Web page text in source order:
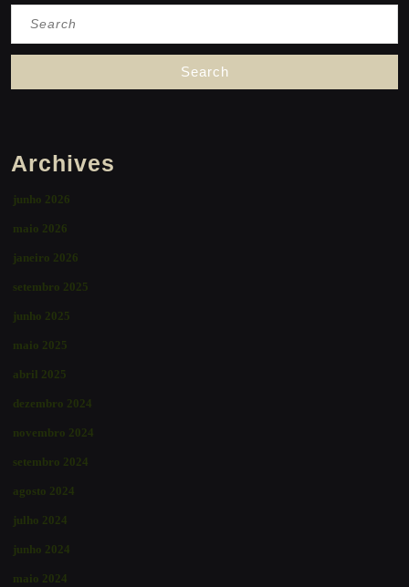
Archives
junho 2026
maio 2026
janeiro 2026
setembro 2025
junho 2025
maio 2025
abril 2025
dezembro 2024
novembro 2024
setembro 2024
agosto 2024
julho 2024
junho 2024
maio 2024